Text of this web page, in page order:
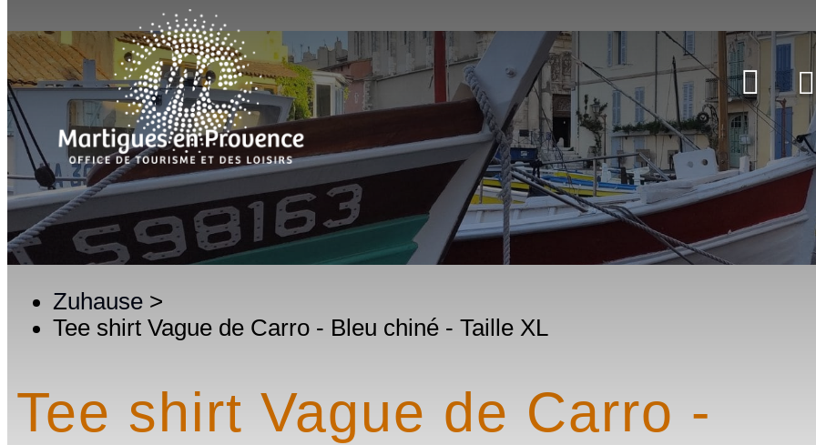
Zuhause >
Tee shirt Vague de Carro - Bleu chiné - Taille XL
Tee shirt Vague de Carro -